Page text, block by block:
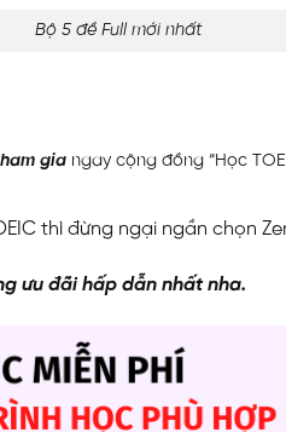
Bộ 5 đề Full mới nhất
gia ngay cộng đồng “Học
thì đừng ngại ngần chọn
ưu đãi hấp dẫn nhất nha.